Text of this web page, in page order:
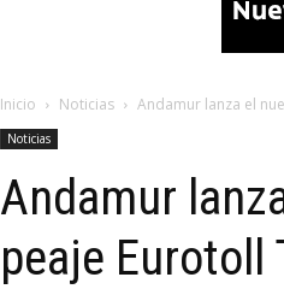
Inicio Noticias Andamur lanza el
Noticias
Andamur
peaje Eurotoll